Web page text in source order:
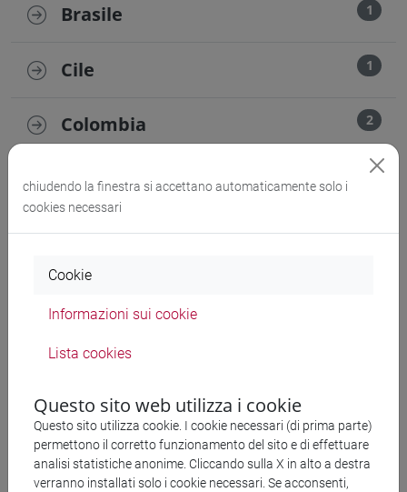
Brasile 1
Cile 1
Colombia 2
Costa Rica 2
Lituania 1
Paesi Bassi
Romania
Spagna 25
chiudendo la finestra si accettano automaticamente solo i
cookies necessari
Cookie
Informazioni sui cookie
Lista cookies
Questo sito web utilizza i cookie
Questo sito utilizza cookie. I cookie necessari (di prima parte)
permettono il corretto funzionamento del sito e di effettuare
analisi statistiche anonime. Cliccando sulla X in alto a destra
verranno installati solo i cookie necessari. Se acconsenti,